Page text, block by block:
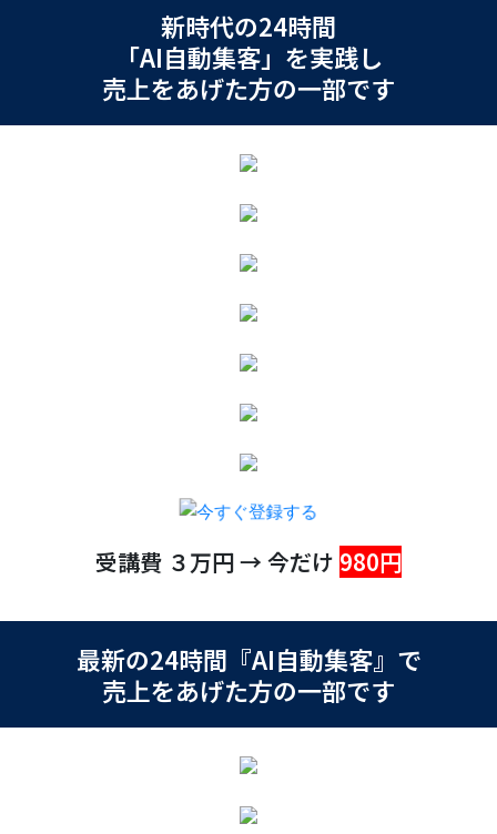
新時代の24時間
「AI自動集客」を実践し
売上をあげた方の一部です
受講費 ３万円 → 今だけ 980円
最新の24時間『AI自動集客』で
売上をあげた方の一部です